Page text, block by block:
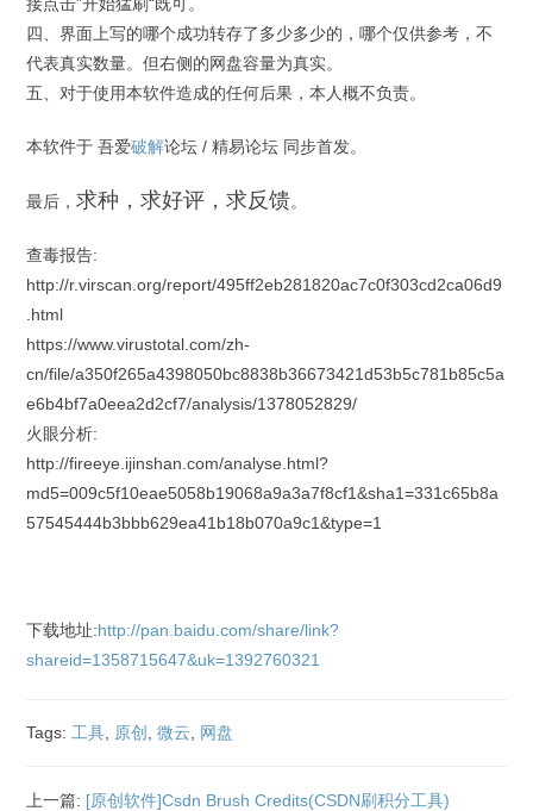
四、界面上写的哪个成功转存了多少多少的，哪个仅供参考，不
代表真实数量。但右侧的网盘容量为真实。
五、对于使用本软件造成的任何后果，本人概不负责。
本软件于 吾爱破解论坛 / 精易论坛 同步首发。
最后，求种，求好评，求反馈。
查毒报告:
http://r.virscan.org/report/495ff2eb281820ac7c0f303cd2ca06d9
.html
https://www.virustotal.com/zh-
cn/file/a350f265a4398050bc8838b36673421d53b5c781b85c5a
e6b4bf7a0eea2d2cf7/analysis/1378052829/
火眼分析:
http://fireeye.ijinshan.com/analyse.html?
md5=009c5f10eae5058b19068a9a3a7f8cf1&sha1=331c65b8a
57545444b3bbb629ea41b18b070a9c1&type=1
下载地址:http://pan.baidu.com/share/link?
shareid=1358715647&uk=1392760321
Tags: 工具 原创 ,微云 网盘
上一篇: [原创软件]Csdn Brush Credits(CSDN刷积分工具)